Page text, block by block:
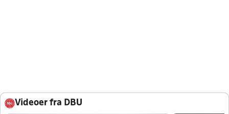
Videoer fra DBU